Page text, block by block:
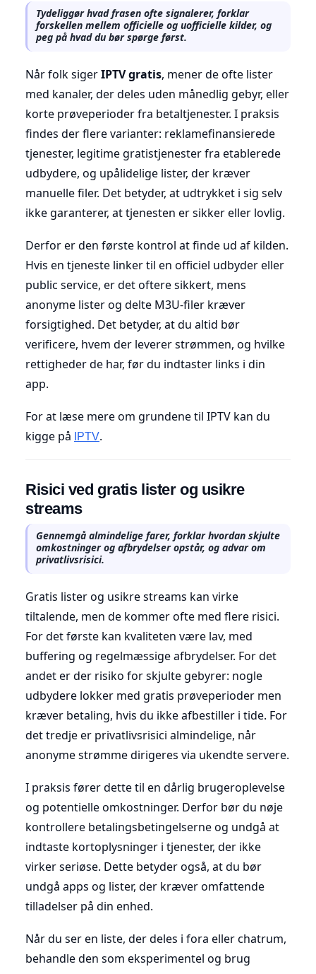
Tydeliggør hvad frasen ofte signalerer, forklar
forskellen mellem officielle og uofficielle kilder, og
peg på hvad du bør spørge først.
Når folk sigerIPTV gratis, mener de ofte lister
med kanaler, der deles uden månedlig gebyr, eller
korte prøveperioder fra betaltjenester. I praksis
findes der flere varianter: reklamefinansierede
tjenester, legitime gratistjenester fra etablerede
udbydere, og upålidelige lister, der kræver
manuelle filer. Det betyder, at udtrykket i sig selv
ikke garanterer, at tjenesten er sikker eller lovlig.
Derfor er den første kontrol at finde ud af kilden.
Hvis en tjeneste linker til en officiel udbyder eller
public service, er det oftere sikkert, mens
anonyme lister og delte M3U-filer kræver
forsigtighed. Det betyder, at du altid bør
verificere, hvem der leverer strømmen, og hvilke
rettigheder de har, før du indtaster links i din
app.
For at læse mere om grundene til IPTV kan du
kigge på
IPTV.
Risici ved gratis lister og usikre
streams
Gennemgå almindelige farer, forklar hvordan skjulte
omkostninger og afbrydelser opstår, og advar om
privatlivsrisici.
Gratis lister og usikre streams kan virke
tiltalende, men de kommer ofte med flere risici.
For det første kan kvaliteten være lav, med
buffering og regelmæssige afbrydelser. For det
andet er der risiko for skjulte gebyrer: nogle
udbydere lokker med gratis prøveperioder men
kræver betaling, hvis du ikke afbestiller i tide. For
det tredje er privatlivsrisici almindelige, når
anonyme strømme dirigeres via ukendte servere.
I praksis fører dette til en dårlig brugeroplevelse
og potentielle omkostninger. Derfor bør du nøje
kontrollere betalingsbetingelserne og undgå at
indtaste kortoplysninger i tjenester, der ikke
virker seriøse. Dette betyder også, at du bør
undgå apps og lister, der kræver omfattende
tilladelser på din enhed.
Når du ser en liste, der deles i fora eller chatrum,
behandle den som eksperimentel og brug